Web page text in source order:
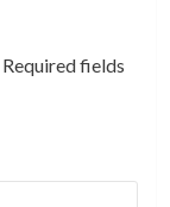
Required fields